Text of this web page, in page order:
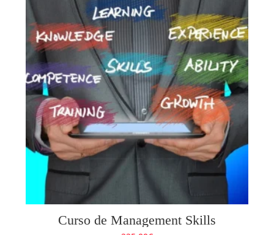
Curso de Management Skills